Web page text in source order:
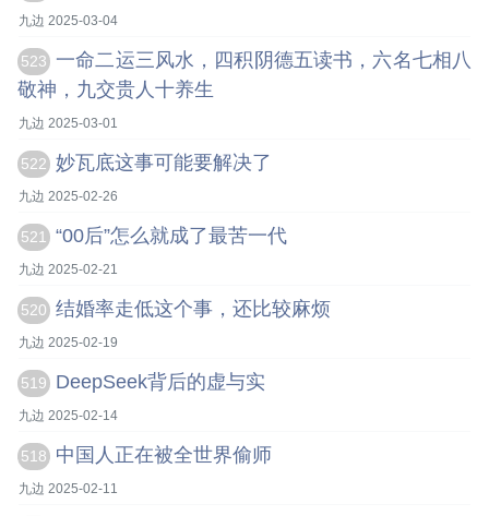
九边 2025-03-04
523
一命二运三风水，四积阴德五读书，六名七相八
敬神，九交贵人十养生
九边 2025-03-01
522 妙瓦底这事可能要解决了
九边 2025-02-26
521 “00后”怎么就成了最苦一代
九边 2025-02-21
520 结婚率走低这个事，还比较麻烦
九边 2025-02-19
519 DeepSeek背后的虚与实
九边 2025-02-14
518 中国人正在被全世界偷师
九边 2025-02-11